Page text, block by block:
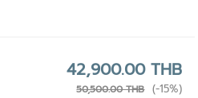
42,900.00 THB
50,500.00 THB (-15%)